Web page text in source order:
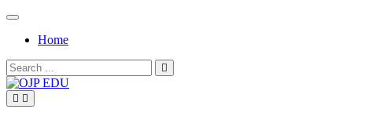
Skip
contentHome
Search
for: